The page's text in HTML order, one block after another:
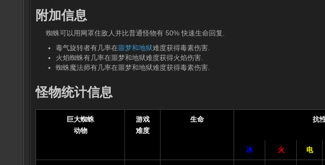
附加信息
蜘蛛可以用网罩住敌人并比普通怪物有 50% 快速生命回复.
毒气旋转者有几率在噩梦和地狱难度获得毒素伤害.
火焰蜘蛛有几率在噩梦和地狱难度获得火焰伤害.
蜘蛛魔法师有几率在噩梦和地狱难度获得毒素伤害.
怪物统计信息
巨大蜘蛛
动物
游戏
难度
生命 抗
冰 火 电